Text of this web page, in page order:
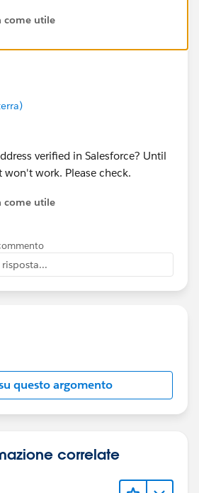
to.
come utile
verified in Salesforce? Until
won't work. Please check.
come utile
questo argomento
correlate